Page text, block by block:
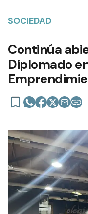
SOCIEDAD
Continúa
Diplomado